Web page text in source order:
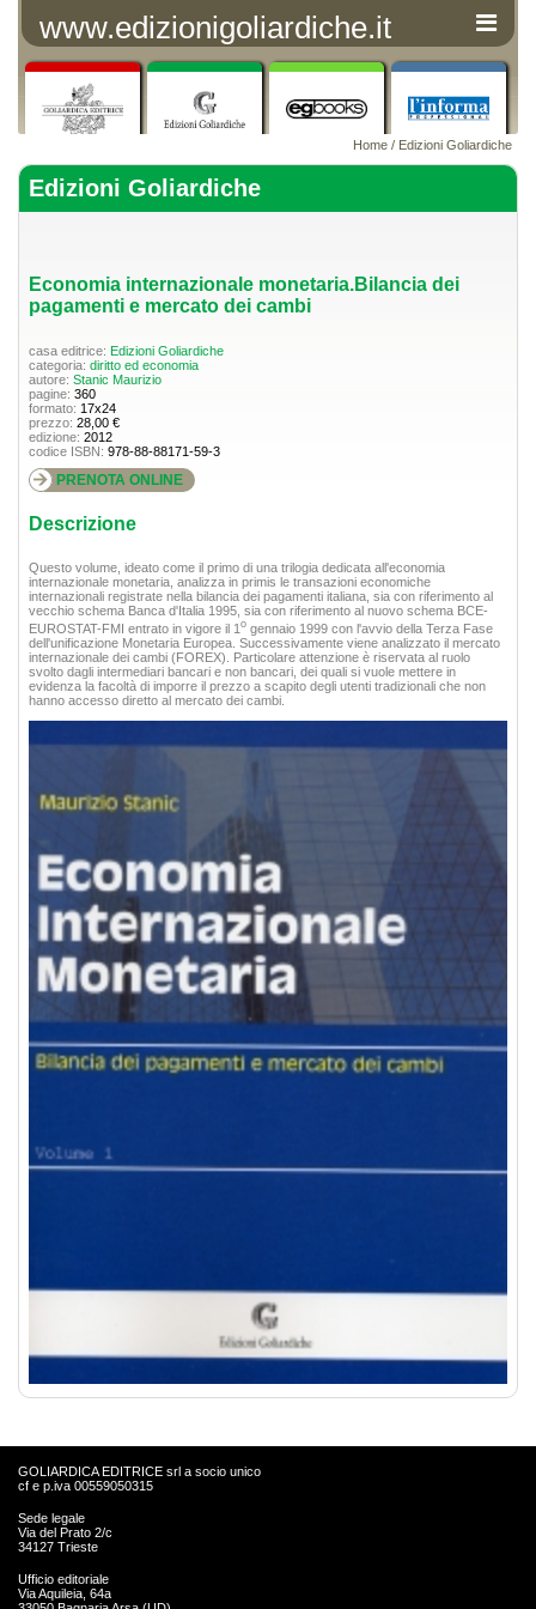
www.edizionigoliardiche.it
Home / Edizioni Goliardiche
Edizioni Goliardiche
Economia internazionale monetaria.Bilancia dei
pagamenti e mercato dei cambi
casa editrice: Edizioni Goliardiche
categoria: diritto ed economia
autore: Stanic Maurizio
pagine: 360
formato: 17x24
prezzo: 28,00 €
edizione: 2012
codice ISBN: 978-88-88171-59-3
PRENOTA ONLINE
Descrizione
Questo volume, ideato come il primo di una trilogia dedicata all'economia
internazionale monetaria, analizza in primis le transazioni economiche
internazionali registrate nella bilancia dei pagamenti italiana, sia con riferimento al
vecchio schema Banca d'Italia 1995, sia con riferimento al nuovo schema BCE-
EUROSTAT-FMI entrato in vigore il 1 o gennaio 1999 con l'avvio della Terza Fase
dell'unificazione Monetaria Europea. Successivamente viene analizzato il mercato
internazionale dei cambi (FOREX). Particolare attenzione è riservata al ruolo
svolto dagli intermediari bancari e non bancari, dei quali si vuole mettere in
evidenza la facoltà di imporre il prezzo a scapito degli utenti tradizionali che non
hanno accesso diretto al mercato dei cambi.
GOLIARDICA EDITRICE srl a socio unico
cf e p.iva 00559050315
Sede legale
Via del Prato 2/c
34127 Trieste
Ufficio editoriale
Via Aquileia, 64a